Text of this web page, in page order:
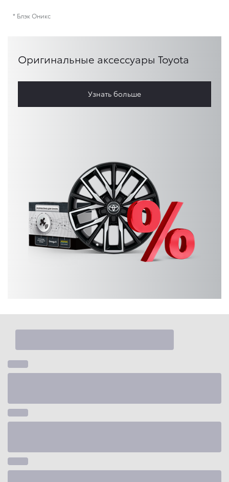
* Блэк Оникс
Оригинальные аксессуары Toyota
Узнать больше